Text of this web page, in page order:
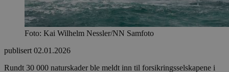
Foto: Kai Wilhelm Nessler/NN Samfoto
publisert02.01.2026
Rundt 30 000 naturskader ble meldt inn til forsikringsselskapene i